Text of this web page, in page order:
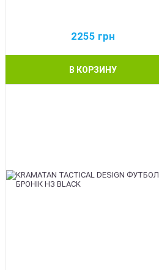
2255 грн
В КОРЗИНУ